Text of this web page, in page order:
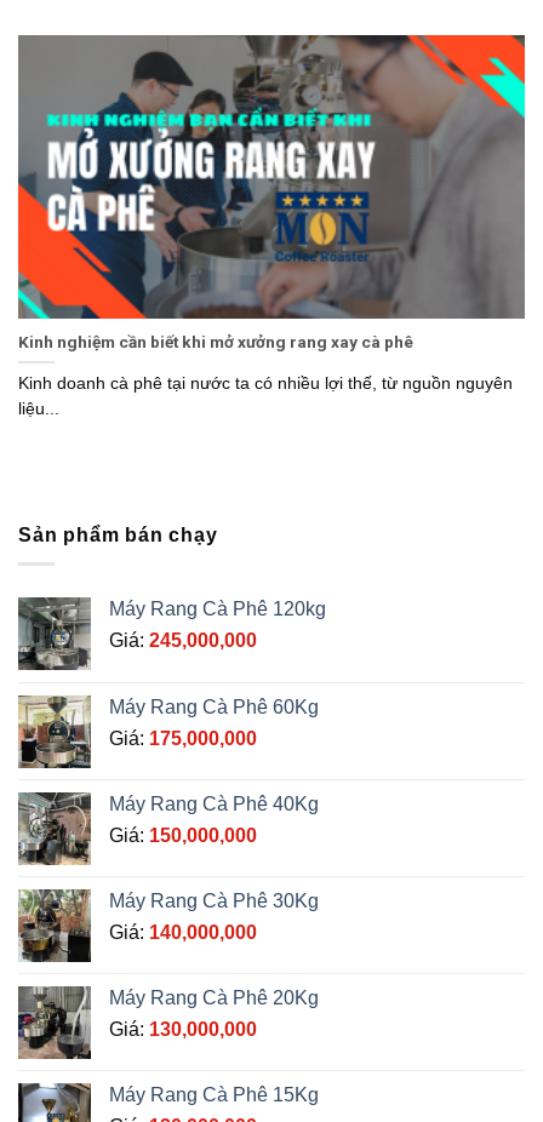
Kinh nghiệm cần biết khi mở xưởng rang xay cà phê
Kinh doanh cà phê tại nước ta có nhiều lợi thế, từ nguồn nguyên
liệu...
Sản phẩm bán chạy
Máy Rang Cà Phê 120kg
Giá: 245,000,000
Máy Rang Cà Phê 60Kg
Giá: 175,000,000
Máy Rang Cà Phê 40Kg
Giá: 150,000,000
Máy Rang Cà Phê 30Kg
Giá: 140,000,000
Máy Rang Cà Phê 20Kg
Giá: 130,000,000
Máy Rang Cà Phê 15Kg